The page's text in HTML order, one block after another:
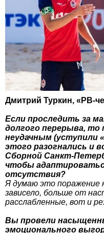
Дмитрий Туркин, «РВ-
Если проследить за
долгого перерыва, то
неудачным (уступили
этого разогнались и
Сборной Санкт-
чтобы
отсутствия?
Я думаю это поражение
зависело, больше от
расслабленные, вот и
Вы провели
эмоционального